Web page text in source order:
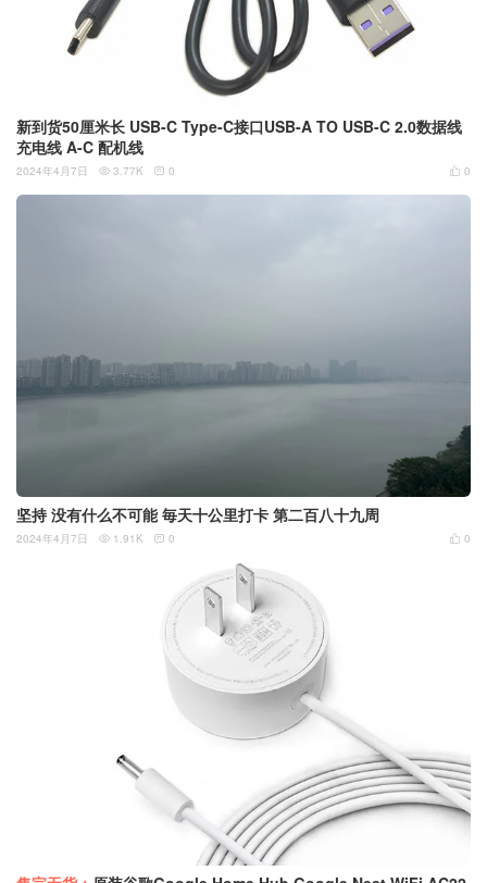
新到货50厘米长 USB-C Type-C接口USB-A TO USB-C 2.0数据线
充电线 A-C 配机线
 0
2024年4月7日  3.77K  0
坚持 没有什么不可能 毎天十公里打卡 第二百八十九周
 0
2024年4月7日  1.91K  0